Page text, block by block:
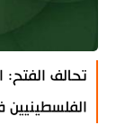
تحالف الفتح: